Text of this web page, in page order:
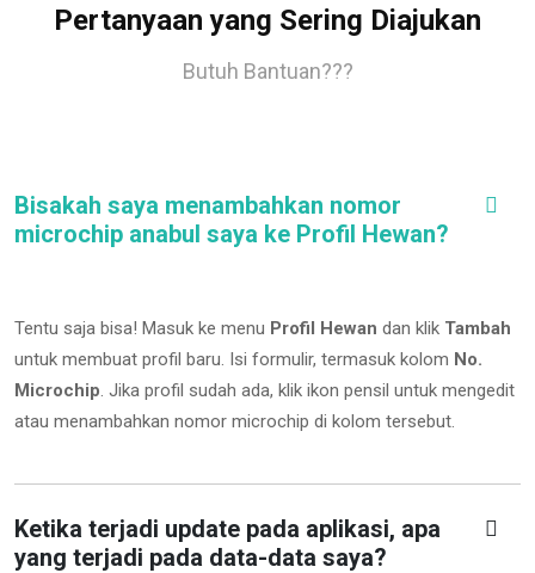
Pertanyaan yang Sering Diajukan
Butuh Bantuan???
Bisakah saya menambahkan nomor
microchip anabul saya ke Profil Hewan?
Tentu saja bisa! Masuk ke menu Profil Hewan dan klik Tambah
untuk membuat profil baru. Isi formulir, termasuk kolom No.
Microchip. Jika profil sudah ada, klik ikon pensil untuk mengedit
atau menambahkan nomor microchip di kolom tersebut.
Ketika terjadi update pada aplikasi, apa
yang terjadi pada data-data saya?